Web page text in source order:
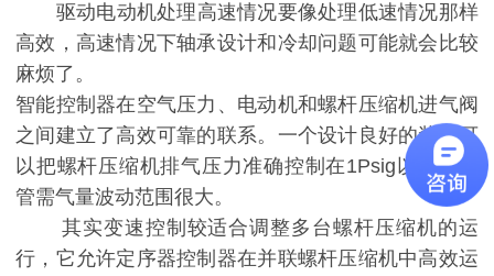
驱动电动机处理高速情况要像处理低速情况那样
高效，高速情况下轴承设计和冷却问题可能就会比较
麻烦了。
智能控制器在空气压力、电动机和螺杆压缩机进气阀
之间建立了高效可靠的联系。一个设计良好的装置可
以把螺杆压缩机排气压力准确控制在1Psig以内，尽
管需气量波动范围很大。
其实变速控制较适合调整多台螺杆压缩机的运
行，它允许定序器控制器在并联螺杆压缩机中高效运